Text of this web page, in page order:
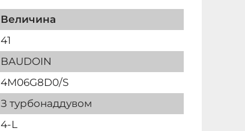
Величина
41
BAUDOIN
4M06G8D0/S
З турбонаддувом
4-L